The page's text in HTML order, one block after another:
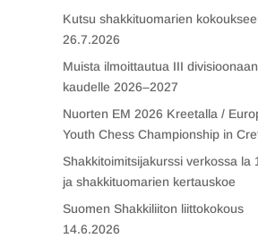
Kutsu shakkituomarien
26.7.2026
Muista ilmoittautua III
kaudelle 2026–2027
Nuorten EM 2026 Kreetalla /
Youth Chess Championship in
Shakkitoimitsijakurssi verkossa la
ja shakkituomarien kertauskoe
Suomen Shakkiliiton liittokokous
14.6.2026